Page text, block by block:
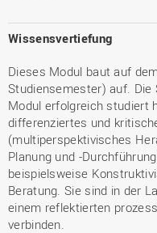
Wissensvertiefung
Dieses Modul baut auf
Studiensemester) auf. Die
Modul erfolgreich studiert
differenziertes und
(multiperspektivisches
Planung und -
beispielsweise
Beratung. Sie sind in der
einem reflektierten
verbinden.